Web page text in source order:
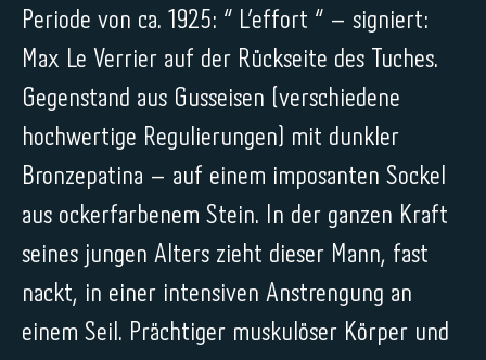
Periode von ca. 1925: “ L’effort “ – signiert:
Max Le Verrier auf der Rückseite des Tuches.
Gegenstand aus Gusseisen (verschiedene
hochwertige Regulierungen) mit dunkler
Bronzepatina – auf einem imposanten Sockel
aus ockerfarbenem Stein. In der ganzen Kraft
seines jungen Alters zieht dieser Mann, fast
nackt, in einer intensiven Anstrengung an
einem Seil. Prächtiger muskulöser Körper und